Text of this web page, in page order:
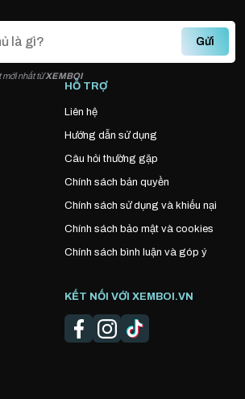
Gửi
mới nhất từXEMBOI
HỖ TRỢ
Liên hệ
Hướng dẫn sử dụng
Câu hỏi thường gặp
Chính sách bản quyền
Chính sách sử dụng và khiếu nại
Chính sách bảo mật và cookies
Chính sách bình luận và góp ý
KẾT NỐI VỚI XEMBOI.VN